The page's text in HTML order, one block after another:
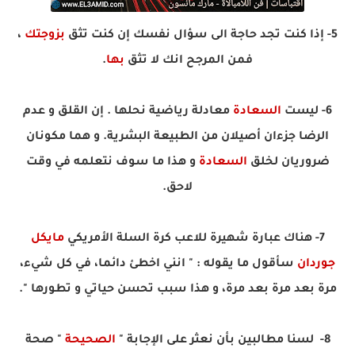
5- إذا كنت تجد حاجة الى سؤال نفسك إن كنت تثق بزوجتك ،
فمن المرجح انك لا تثق بها.
6- ليست السعادة معادلة رياضية نحلها . إن القلق و عدم
الرضا جزءان أصيلان من الطبيعة البشرية. و هما مكونان
ضروريان لخلق السعادة و هذا ما سوف نتعلمه في وقت
لاحق.
7- هناك عبارة شهيرة للاعب كرة السلة الأمريكي
مايكل
جوردان سأقول ما يقوله : " انني اخطئ دائما، في كل شيء،
مرة بعد مرة بعد مرة، و هذا سبب تحسن حياتي و تطورها ".
8- لسنا مطالبين بأن نعثر على الإجابة " الصحيحة " صحة